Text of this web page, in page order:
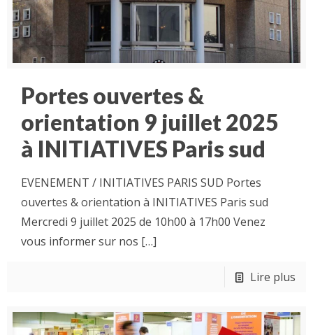
Portes ouvertes &
orientation 9 juillet 2025
à INITIATIVES Paris sud
EVENEMENT / INITIATIVES PARIS SUD Portes
ouvertes & orientation à INITIATIVES Paris sud
Mercredi 9 juillet 2025 de 10h00 à 17h00 Venez
vous informer sur nos […]
Lire plus